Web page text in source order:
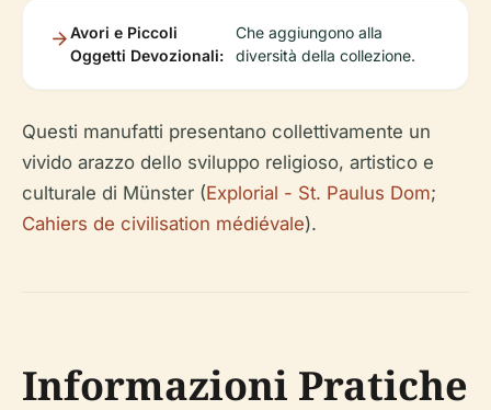
Avori e Piccoli
Oggetti Devozionali:
Che aggiungono alla
diversità della collezione.
Questi manufatti presentano collettivamente un
vivido arazzo dello sviluppo religioso, artistico e
culturale di Münster (Explorial - St. Paulus Dom;
Cahiers de civilisation médiévale).
Informazioni Pratiche